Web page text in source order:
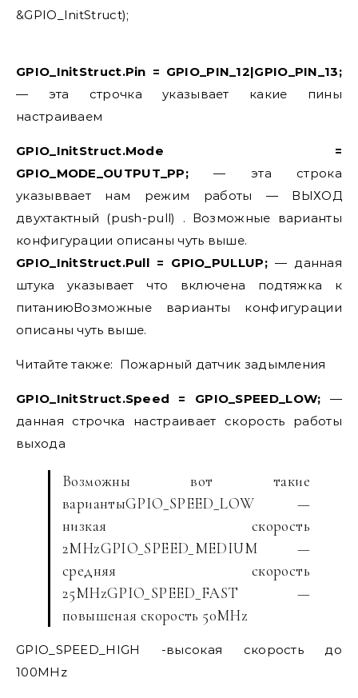
&GPIO_InitStruct);
GPIO_InitStruct.Pin = GPIO_PIN_12|GPIO_PIN_13;
— эта строчка указывает какие пины
настраиваем
GPIO_InitStruct.Mode =
GPIO_MODE_OUTPUT_PP; — эта строка
указыввает нам режим работы — ВЫХОД
двухтактный (push-pull) . Возможные варианты
конфигурации описаны чуть выше.
GPIO_InitStruct.Pull = GPIO_PULLUP;— данная
штука указывает что включена подтяжка к
питаниюВозможные варианты конфигурации
описаны чуть выше.
Читайте также: Пожарный датчик задымления
GPIO_InitStruct.Speed = GPIO_SPEED_LOW; —
данная строчка настраивает скорость работы
выхода
Возможны вот такие
вариантыGPIO_SPEED_LOW —
низкая скорость
2MHzGPIO_SPEED_MEDIUM —
средняя скорость
25MHzGPIO_SPEED_FAST —
повышеная скорость 50MHz
GPIO_SPEED_HIGH -высокая скорость до
100MHz